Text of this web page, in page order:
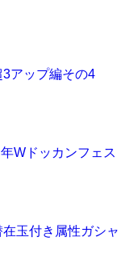
アップ編その4
Wドッカンフェス
玉付き属性ガシャ